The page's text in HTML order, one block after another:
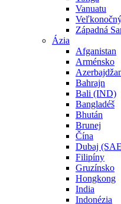
Vanuatu
Západná
Ázia
Afganistan
Arménsko
Bahrajn
Bali (IND)
Bangladéš
Bhután
Brunej
Čína
Dubaj
Filipíny
Gruzínsko
Hongkong
India
Indonézia